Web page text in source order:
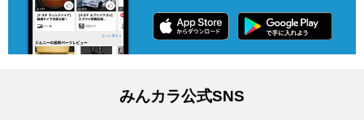
みんカラ公式SNS